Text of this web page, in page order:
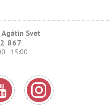
Svet
867
- 15:00